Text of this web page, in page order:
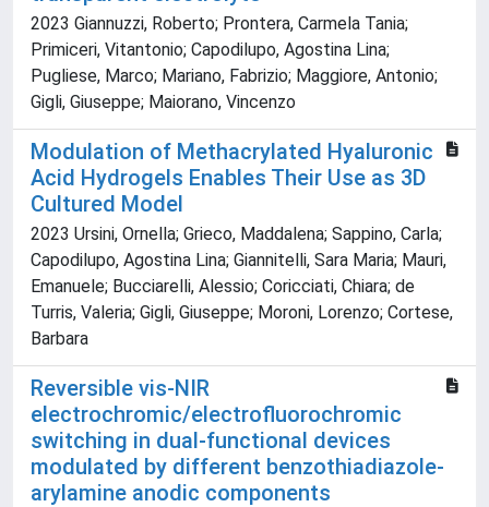
2023 Giannuzzi, Roberto; Prontera, Carmela Tania;
Primiceri, Vitantonio; Capodilupo, Agostina Lina;
Pugliese, Marco; Mariano, Fabrizio; Maggiore, Antonio;
Gigli, Giuseppe; Maiorano, Vincenzo
Modulation of Methacrylated Hyaluronic
Acid Hydrogels Enables Their Use as 3D
Cultured Model
2023 Ursini, Ornella; Grieco, Maddalena; Sappino, Carla;
Capodilupo, Agostina Lina; Giannitelli, Sara Maria; Mauri,
Emanuele; Bucciarelli, Alessio; Coricciati, Chiara; de
Turris, Valeria; Gigli, Giuseppe; Moroni, Lorenzo; Cortese,
Barbara
Reversible vis-NIR
electrochromic/electrofluorochromic
switching in dual-functional devices
modulated by different benzothiadiazole-
arylamine anodic components